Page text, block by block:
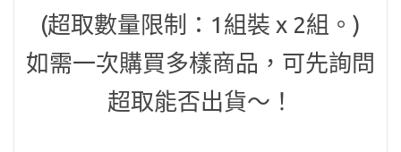
(超取數量限制 ： 1 組裝 x 2組。)
如需一次購買多樣商品，可先詢問
超取能否出貨～！